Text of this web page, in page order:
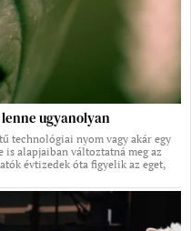
ugyanolyan
technológiai nyom vagy akár egy
alapjaiban változtatná meg az
évtizedek óta figyelik az eget,